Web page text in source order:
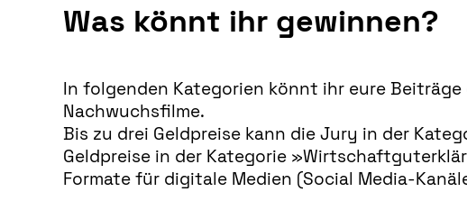
Was könnt ihr gewinnen?
In folgenden Kategorien könnt ihr eure
Nachwuchsfilme.
Bis zu drei Geldpreise kann die Jury in der
Geldpreise in der Kategorie
Formate für digitale Medien (Social Media-